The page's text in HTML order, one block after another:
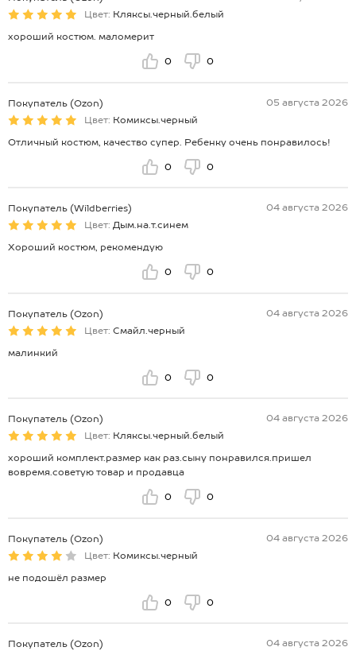
Цвет: Кляксы.черный.белый
хороший костюм. маломерит
0 0
Покупатель (Ozon)
05 августа 2026
Цвет: Комиксы.черный
Отличный костюм, качество супер. Ребенку очень понравилось!
0 0
Покупатель (Wildberries)
04 августа 2026
Цвет: Дым.на.т.синем
Хороший костюм, рекомендую
0 0
Покупатель (Ozon)
04 августа 2026
Цвет: Смайл.черный
малинкий
0 0
Покупатель (Ozon)
04 августа 2026
Цвет: Кляксы.черный.белый
хороший комплект.размер как раз.сыну понравился.пришел
вовремя.советую товар и продавца
0 0
Покупатель (Ozon)
04 августа 2026
Цвет: Комиксы.черный
не подошёл размер
0 0
Покупатель (Ozon)
04 августа 2026